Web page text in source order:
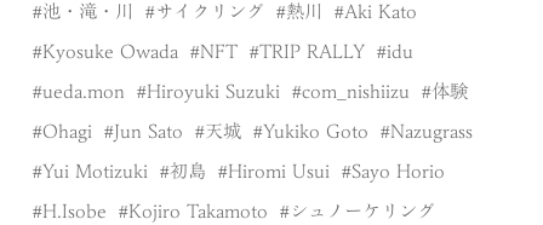
池・滝・川 サイクリング 熱川 Aki Kato
Kyosuke Owada NFT TRIP RALLY idu
ueda.mon Hiroyuki Suzuki com_nishiizu 体験
Ohagi Jun Sato 天城 Yukiko Goto Nazugrass
Yui Motizuki 初島 Hiromi Usui Sayo Horio
H.Isobe Kojiro Takamoto シュノーケリング